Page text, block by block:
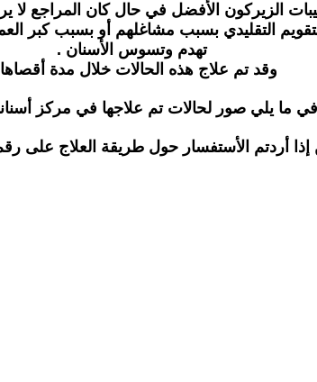
الزيركون الأفضل في حال كان المراجع
التقليدي بسبب مشاغلهم أو بسبب كبر
تهدم وتسوس الأسنان .
وقد تم علاج هذه الحالات خلال مدة أقصاها 8
ما يلي صور لحالات تم علاجها في مركز
إذا أردتم الأستفسار حول طريقة العلاج